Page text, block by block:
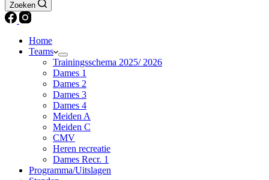
Zoeken
Home
Teams
Trainingsschema 2025/ 2026
Dames 1
Dames 2
Dames 3
Dames 4
Meiden A
Meiden C
CMV
Heren recreatie
Dames Recr. 1
Programma/Uitslagen